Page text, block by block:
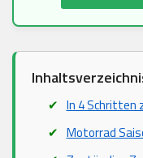
In 4 Schritten
Motorrad